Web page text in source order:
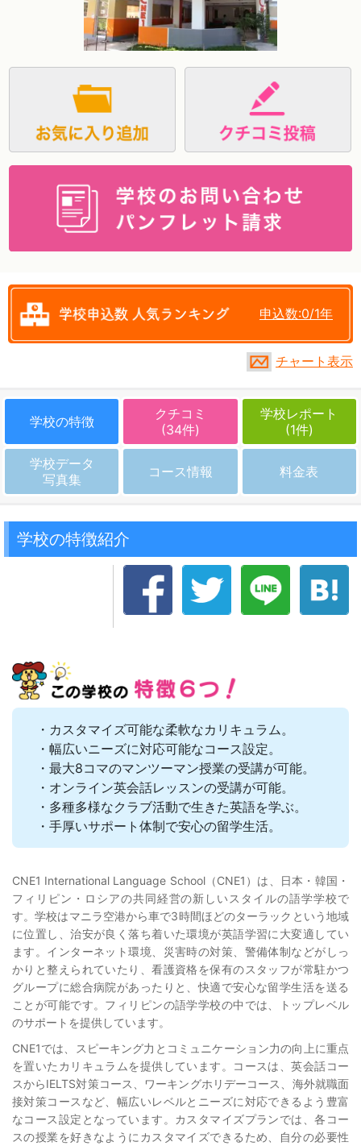
申込数:0/1年
チャート表示
学校の特徴
クチコミ
(34件)
学校レポート
(1件)
学校データ
写真集
コース情報 料金表
学校の特徴紹介
・カスタマイズ可能な柔軟なカリキュラム。
・幅広いニーズに対応可能なコース設定。
・最大8コマのマンツーマン授業の受講が可能。
・オンライン英会話レッスンの受講が可能。
・多種多様なクラブ活動で生きた英語を学ぶ。
・手厚いサポート体制で安心の留学生活。
CNE1 International Language School（CNE1）は、日本・韓国・
フィリピン・ロシアの共同経営の新しいスタイルの語学学校で
す。学校はマニラ空港から車で3時間ほどのターラックという地域
に位置し、治安が良く落ち着いた環境が英語学習に大変適してい
ます。インターネット環境、災害時の対策、警備体制などがしっ
かりと整えられていたり、看護資格を保有のスタッフが常駐かつ
グループに総合病院があったりと、快適で安心な留学生活を送る
ことが可能です。フィリピンの語学学校の中では、トップレベル
のサポートを提供しています。
CNE1では、スピーキング力とコミュニケーション力の向上に重点
を置いたカリキュラムを提供しています。コースは、英会話コー
スからIELTS対策コース、ワーキングホリデーコース、海外就職面
接対策コースなど、幅広いレベルとニーズに対応できるよう豊富
なコース設定となっています。カスタマイズプランでは、各コー
スの授業を好きなようにカスタマイズできるため、自分の必要性